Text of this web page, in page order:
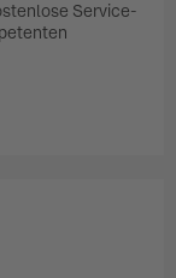
Service-